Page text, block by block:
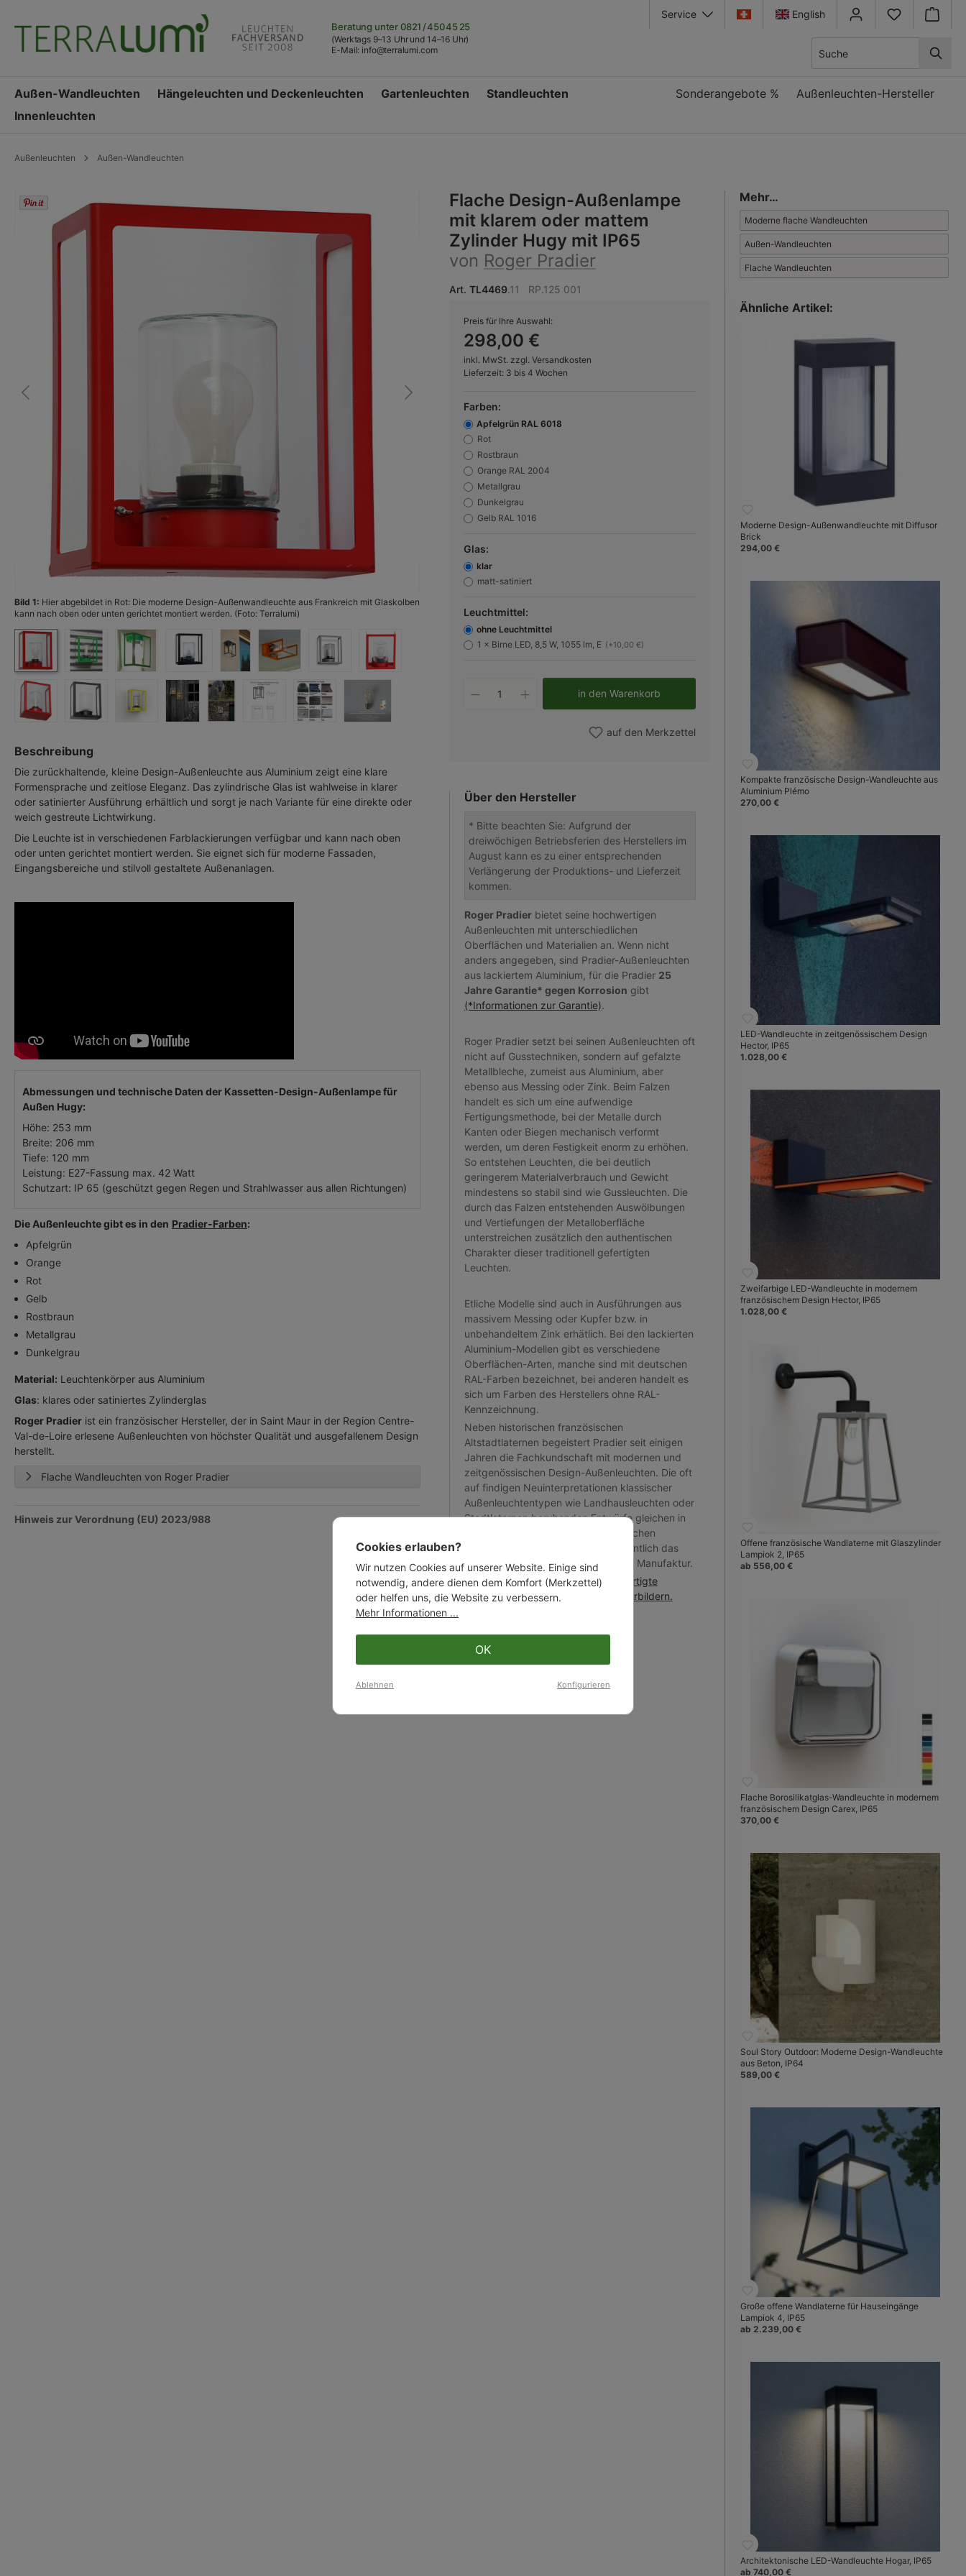
Zur Hauptnavigation springen
Beratung unter0821 / 450 45 25
(Werktags 9–13 Uhr und 14–16 Uhr)
E-Mail: info@terralumi.com
Service
English
Außen-Wandleuchten Hängeleuchten und Deckenleuchten Gartenleuchten Standleuchten Sonderangebote %
Außenleuchten-Hersteller
Innenleuchten
Außenleuchten Außen-Wandleuchten
Bildergalerie überspringen
Bild 1: Hier abgebildet in Rot: Die moderne Design-Außenwandleuchte aus Frankreich mit Glaskolben
kann nach oben oder unten gerichtet montiert werden. (Foto: Terralumi)
Beschreibung
Die zurückhaltende, kleine Design-Außenleuchte aus Aluminium zeigt eine klare
Formensprache und zeitlose Eleganz. Das zylindrische Glas ist wahlweise in klarer
oder satinierter Ausführung erhältlich und sorgt je nach Variante für eine direkte oder
weich gestreute Lichtwirkung.
Die Leuchte ist in verschiedenen Farblackierungen verfügbar und kann nach oben
oder unten gerichtet montiert werden. Sie eignet sich für moderne Fassaden,
Eingangsbereiche und stilvoll gestaltete Außenanlagen.
Abmessungen und technische Daten der Kassetten-Design-Außenlampe für
Außen Hugy:
Höhe: 253 mm
Breite: 206 mm
Tiefe: 120 mm
Leistung: E27-Fassung max. 42 Watt
Schutzart: IP 65 (geschützt gegen Regen und Strahlwasser aus allen Richtungen)
Die Außenleuchte gibt es in den Pradier-Farben:
Apfelgrün
Orange
Rot
Gelb
Rostbraun
Metallgrau
Dunkelgrau
Material: Leuchtenkörper aus Aluminium
Glas: klares oder satiniertes Zylinderglas
Roger Pradier ist ein französischer Hersteller, der in Saint Maur in der Region Centre-
Val-de-Loire erlesene Außenleuchten von höchster Qualität und ausgefallenem Design
herstellt.
Flache Wandleuchten von Roger Pradier
Hinweis zur Verordnung (EU) 2023/988
Flache Design-Außenlampe
mit klarem oder mattem
Zylinder Hugy mit IP65
von Roger Pradier
Art. TL4469.11 RP.125 001
Preis für Ihre Auswahl:
298,00 €
inkl. MwSt. zzgl. Versandkosten
Lieferzeit: 3 bis 4 Wochen
Farben:
Apfelgrün RAL 6018
Rot
Rostbraun
Orange RAL 2004
Metallgrau
Dunkelgrau
Gelb RAL 1016
Glas:
klar
matt-satiniert
Leuchtmittel:
ohne Leuchtmittel
1 × Birne LED, 8,5 W, 1055 lm, E (+10,00 €)
Produkt Anzahl: Gib den gewünschten Wert ein oder
in den Warenkorb
auf den Merkzettel
Über den Hersteller
* Bitte beachten Sie: Aufgrund der
dreiwöchigen Betriebsferien des Herstellers im
August kann es zu einer entsprechenden
Verlängerung der Produktions- und Lieferzeit
kommen.
Roger Pradierbietet seine hochwertigen
Außenleuchten mit unterschiedlichen
Oberflächen und Materialien an. Wenn nicht
anders angegeben, sind Pradier-Außenleuchten
aus lackiertem Aluminium, für die Pradier 25
Jahre Garantie* gegen Korrosion gibt
(*Informationen zur Garantie).
Roger Pradier setzt bei seinen Außenleuchten oft
nicht auf Gusstechniken, sondern auf gefalzte
Metallbleche, zumeist aus Aluminium, aber
ebenso aus Messing oder Zink. Beim Falzen
handelt es sich um eine aufwendige
Fertigungsmethode, bei der Metalle durch
Kanten oder Biegen mechanisch verformt
werden, um deren Festigkeit enorm zu erhöhen.
So entstehen Leuchten, die bei deutlich
geringerem Materialverbrauch und Gewicht
mindestens so stabil sind wie Gussleuchten. Die
durch das Falzen entstehenden Auswölbungen
und Vertiefungen der Metalloberfläche
unterstreichen zusätzlich den authentischen
Charakter dieser traditionell gefertigten
Leuchten.
Etliche Modelle sind auch in Ausführungen aus
massivem Messing oder Kupfer bzw. in
unbehandeltem Zink erhätlich. Bei den lackierten
Aluminium-Modellen gibt es verschiedene
Oberflächen-Arten, manche sind mit deutschen
RAL-Farben bezeichnet, bei anderen handelt es
sich um Farben des Herstellers ohne RAL-
Kennzeichnung.
Neben historischen französischen
Altstadtlaternen begeistert Pradier seit einigen
Jahren die Fachkundschaft mit modernen und
zeitgenössischen Design-Außenleuchten. Die oft
auf findigen Neuinterpretationen klassischer
Außenleuchtentypen wie Landhausleuchten oder
Stadtlaternen beruhenden Entwürfe gleichen in
handwerklicher Qualität den historischen
Vorbildern und erweitern ganz wesentlich das
Themenspektrum der französischen Manufaktur.
Mehr über Roger Pradier: Handgefertigte
Außenleuchten nach historischen Vorbildern.
Mehr…
Moderne flache Wandleuchten
Außen-Wandleuchten
Flache Wandleuchten
Ähnliche Artikel:
Moderne Design-Außenwandleuchte mit Diffusor
Brick
294,00 €
Kompakte französische Design-Wandleuchte aus
Aluminium Plémo
270,00 €
LED-Wandleuchte in zeitgenössischem Design
Hector, IP65
1.028,00 €
Zweifarbige LED-Wandleuchte in modernem
französischem Design Hector, IP65
1.028,00 €
Offene französische Wandlaterne mit Glaszylinder
Lampiok 2, IP65
ab 556,00 €
Flache Borosilikatglas-Wandleuchte in modernem
französischem Design Carex, IP65
370,00 €
Soul Story Outdoor: Moderne Design-Wandleuchte
aus Beton, IP64
589,00 €
Große offene Wandlaterne für Hauseingänge
Lampiok 4, IP65
ab 2.239,00 €
Architektonische LED-Wandleuchte Hogar, IP65
ab 740,00 €
Cookies erlauben?
Wir nutzen Cookies auf unserer Website. Einige sind
notwendig, andere dienen dem Komfort (Merkzettel)
oder helfen uns, die Website zu verbessern.
Mehr Informationen ...
OK
Ablehnen Konfigurieren